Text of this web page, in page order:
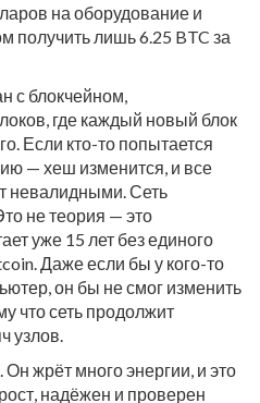
на оборудование и
получить лишь 6.25 BTC за
с блокчейном,
где каждый новый блок
. Если кто-то попытается
— хеш изменится, и все
невалидными. Сеть
не теория — это
уже 15 лет без единого
Даже если бы у кого-то
он бы не смог изменить
что сеть продолжит
узлов.
жрёт много энергии, и это
надёжен и проверен